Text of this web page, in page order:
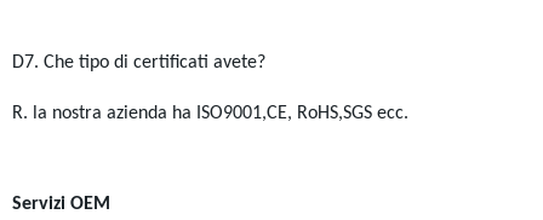
D7. Che tipo di certificati avete?
R. la nostra azienda ha ISO9001,CE, RoHS,SGS ecc.
Servizi OEM